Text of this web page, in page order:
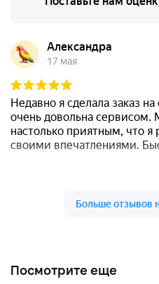
Посмотрите еще